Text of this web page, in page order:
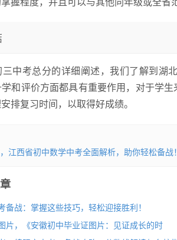
中考总分的详细阐述，我们了解到湖
和评价方面都具有重要作用，对于学
排复习时间，以取得好成绩。
江西省初中数学中考全面解析，助你轻松备战！
备战：掌握这些技巧，轻松迎接胜利！
片，《安徽初中毕业证图片：见证成长的时